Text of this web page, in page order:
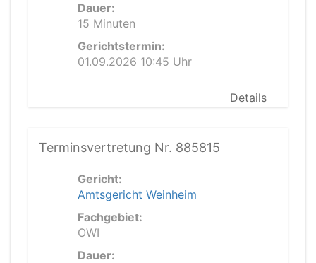
Dauer:
15 Minuten
Gerichtstermin:
01.09.2026 10:45 Uhr
Details
Terminsvertretung Nr. 885815
Gericht:
Amtsgericht Weinheim
Fachgebiet:
OWI
Dauer: